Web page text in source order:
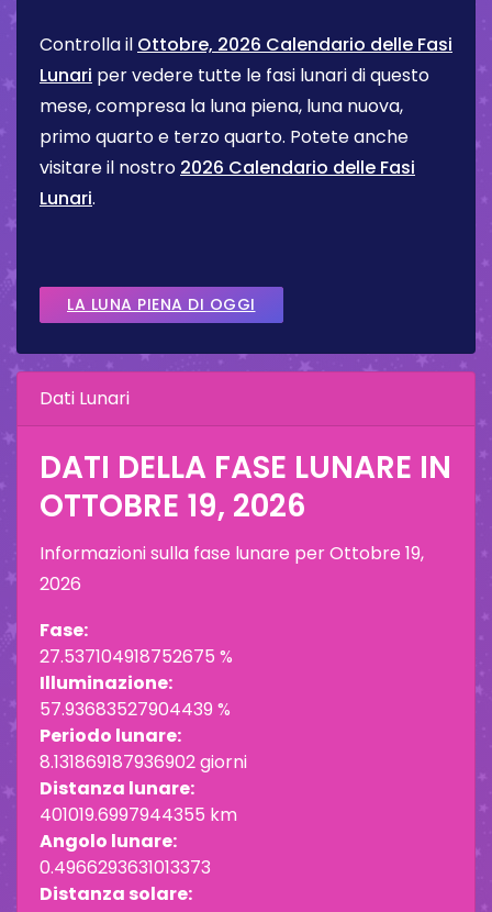
Controlla il Ottobre, 2026 Calendario delle Fasi
Lunari per vedere tutte le fasi lunari di questo
mese, compresa la luna piena, luna nuova,
primo quarto e terzo quarto. Potete anche
visitare il nostro 2026 Calendario delle Fasi
Lunari.
LA LUNA PIENA DI OGGI
Dati Lunari
DATI DELLA FASE LUNARE IN
OTTOBRE 19, 2026
Informazioni sulla fase lunare perOttobre 19,
2026
Fase:
27.537104918752675 %
Illuminazione:
57.93683527904439 %
Periodo lunare:
8.131869187936902 giorni
Distanza lunare:
401019.6997944355 km
Angolo lunare:
0.4966293631013373
Distanza solare: